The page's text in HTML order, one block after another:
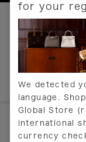
for your
We detected
language.
Global Store
international
currency
お支払いについて
配送について
送料について
返品について
ヘルプ